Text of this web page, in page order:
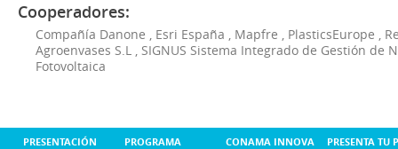
Cooperadores:
Compañía Danone , Esri España , Mapfre , PlasticsEurope ,
Agroenvases S.L , SIGNUS Sistema Integrado de Gestión de
Fotovoltaica
PRESENTACIÓN PROGRAMA CONAMA INNOVA PRESENTA TU